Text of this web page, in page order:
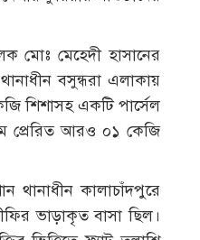
মোঃ মেহেদী হাসানের
বসুন্ধরা এলাকায়
শিশাসহ একটি পার্সেল
প্রেরিত আরও ০১ কেজি
থানাধীন কালাচাঁদপুরে
ভাড়াকৃত বাসা ছিল।